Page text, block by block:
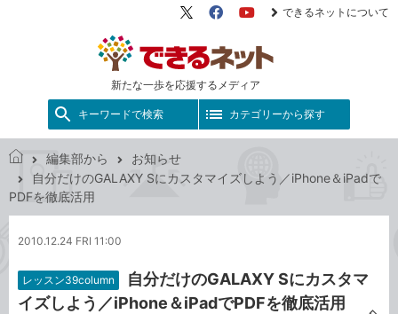
新たな一歩を応援するメディア
X（旧
FacebookYouTube
できるネットについて
キーワードで検索 カテゴリーから探す
で
き
ッ
編集部から
お知らせ
自分だけのGALAXY Sにカスタマイズしよう／iPhone＆iPadで
PDFを徹底活用
2010.12.24 FRI 11:00
レッスン39column
自分だけのGALAXY Sにカスタマ
イズしよう／iPhone＆iPadでPDFを徹底活用